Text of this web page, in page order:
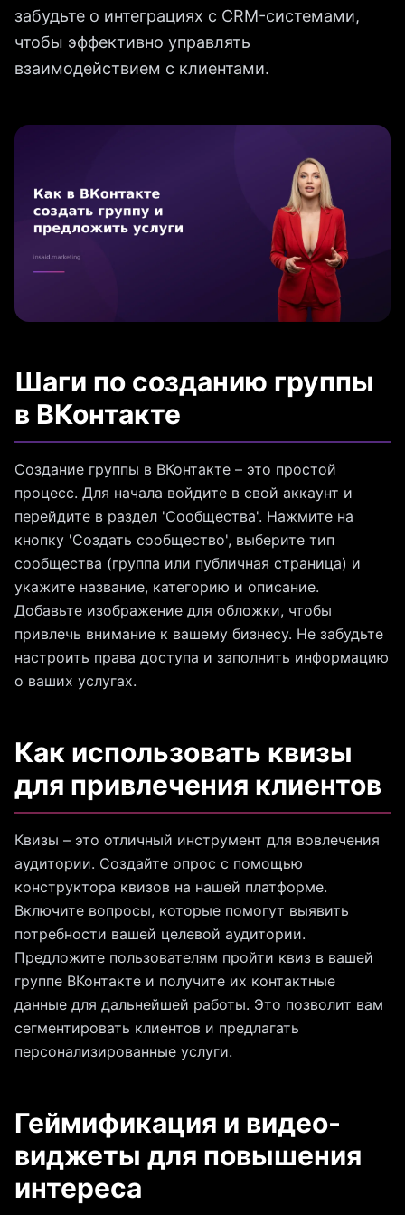
забудьте о интеграциях с CRM-системами,
чтобы эффективно управлять
взаимодействием с клиентами.
Шаги по созданию группы
в ВКонтакте
Создание группы в ВКонтакте – это простой
процесс. Для начала войдите в свой аккаунт и
перейдите в раздел 'Сообщества'. Нажмите на
кнопку 'Создать сообщество', выберите тип
сообщества (группа или публичная страница) и
укажите название, категорию и описание.
Добавьте изображение для обложки, чтобы
привлечь внимание к вашему бизнесу. Не забудьте
настроить права доступа и заполнить информацию
о ваших услугах.
Как использовать квизы
для привлечения клиентов
Квизы – это отличный инструмент для вовлечения
аудитории. Создайте опрос с помощью
конструктора квизов на нашей платформе.
Включите вопросы, которые помогут выявить
потребности вашей целевой аудитории.
Предложите пользователям пройти квиз в вашей
группе ВКонтакте и получите их контактные
данные для дальнейшей работы. Это позволит вам
сегментировать клиентов и предлагать
персонализированные услуги.
Геймификация и видео-
виджеты для повышения
интереса